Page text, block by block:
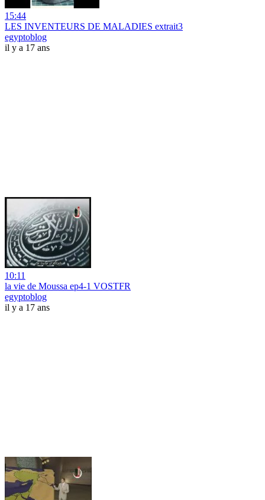
15:44
LES INVENTEURS DE MALADIES extrait3
egyptoblog
il y a 17 ans
10:11
la vie de Moussa ep4-1 VOSTFR
egyptoblog
il y a 17 ans